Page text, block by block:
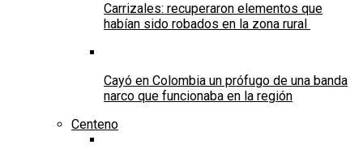
Carrizales: recuperaron elementos que
habían sido robados en la zona rural
Cayó en Colombia un prófugo de una banda
narco que funcionaba en la región
Centeno